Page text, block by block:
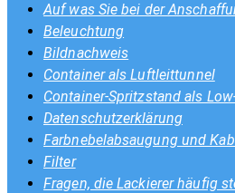
Auf was Sie bei der
Beleuchtung
Bildnachweis
Container als Luftleittunnel
Container-Spritzstand als
Datenschutzerklärung
Farbnebelabsaugung und
Filter
Fragen, die Lackierer häufig